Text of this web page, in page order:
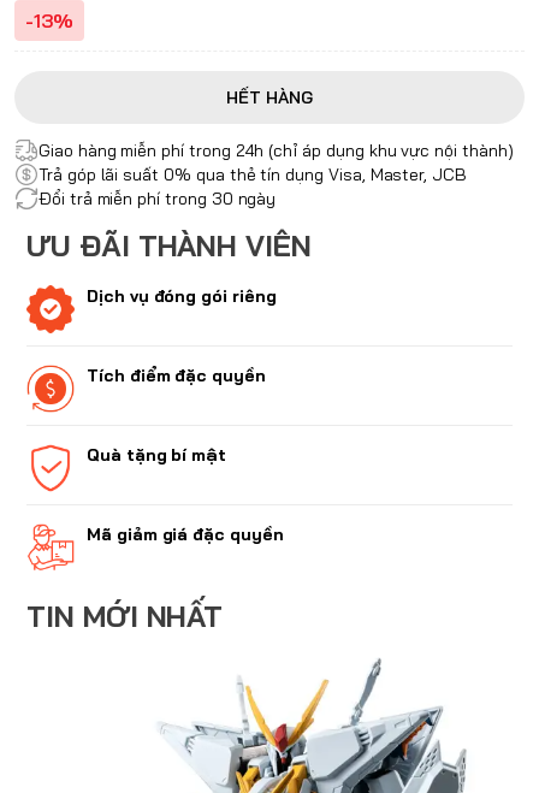
-13%
HẾT HÀNG
Giao hàng miễn phí trong 24h (chỉ áp dụng khu vực nội thành)
Trả góp lãi suất 0% qua thẻ tín dụng Visa, Master, JCB
Đổi trả miễn phí trong 30 ngày
ƯU ĐÃI THÀNH VIÊN
Dịch vụ đóng gói riêng
Tích điểm đặc quyền
Quà tặng bí mật
Mã giảm giá đặc quyền
TIN MỚI NHẤT